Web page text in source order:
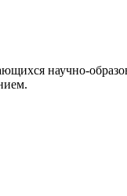
научно-